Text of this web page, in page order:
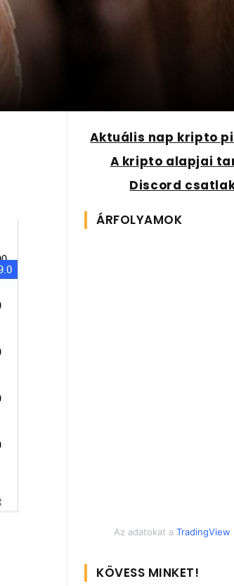
Aktuális nap kripto
A kripto alapjai
Discord
ÁRFOLYAMOK
Az adatokat a TradingView
KÖVESS MINKET!